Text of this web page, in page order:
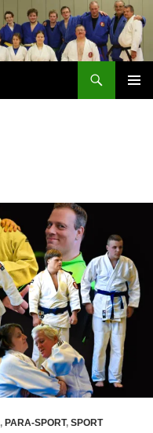
, PARA-SPORT, SPORT